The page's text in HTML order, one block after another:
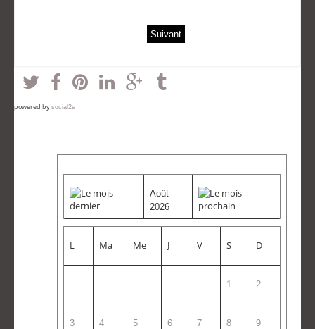
Suivant
powered by social2s
Août
2026
L Ma Me J V S D
1 2
3 4 5 6 7 8 9